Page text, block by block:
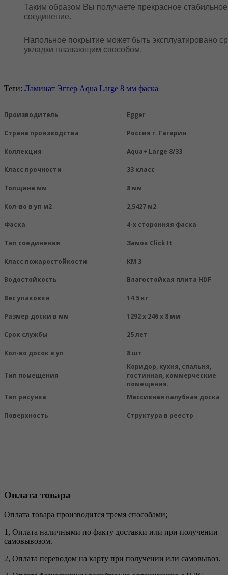
Таким образом Вы получаете прекрасное стабильное
соединение.
Напольное покрытие может быть эксплуатировано
укладки плавающим способом.
Теги: Ламинат Эггер Aqua Large 8 мм фаска
Производитель Egger
Страна производства Россия г. Гагарин
Коллекция Aqua+ Large 8/33
Класс прочности 33 класс
Толщина мм 8 мм
Кол-во в уп м2 2,5427 м2
Фаска 4-х сторонняя фаска
Тип соединения Замок Click It
Класс пожаростойкости КМ 3
Водостойкость Влагостойкая плита HDF
Вес упаковки 14.5 кг
Размер доски в мм 1292 х 246 х 8 мм
Срок службы 25 лет
Кол-во досок в уп 8 шт
Тип помещения
Коридор, кухня, спальня,
гостинная, коммерческие
помещения.
Тип рисунка
Массивная палубная доска
Поверхность Структура в реестр
Оплата товара
Оплата товара производится тремя способами;
1, Оплата наличными по факту доставки или при получении
самовывозом.
2, Оплата переводом на карту при получении или самовывоз.